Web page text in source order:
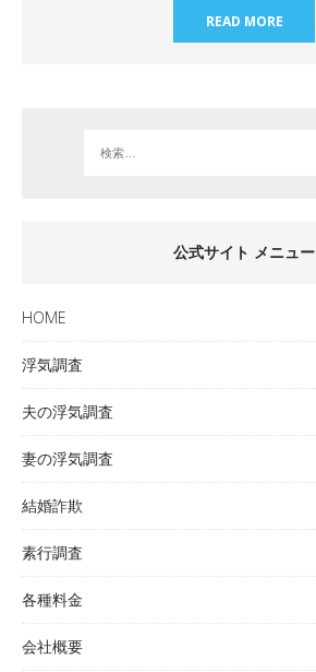
READ MORE
公式サイト メニュー
HOME
浮気調査
夫の浮気調査
妻の浮気調査
結婚詐欺
素行調査
各種料金
会社概要